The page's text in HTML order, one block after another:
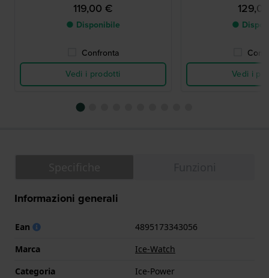
119,00 €
● Disponibile
Confronta
Vedi i prodotti
●
Vedi i
Informazioni generali
Ean
4895173343056
Marca
Ice-Watch
Categoria
Ice-Power